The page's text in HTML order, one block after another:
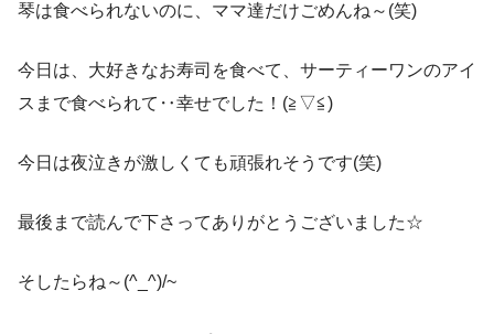
琴は食べられないのに、ママ達だけごめんね～(笑)
今日は、大好きなお寿司を食べて、サーティーワンのアイ
スまで食べられて‥幸せでした！(≧▽≦)
今日は夜泣きが激しくても頑張れそうです(笑)
最後まで読んで下さってありがとうございました☆
そしたらね～(^_^)/~